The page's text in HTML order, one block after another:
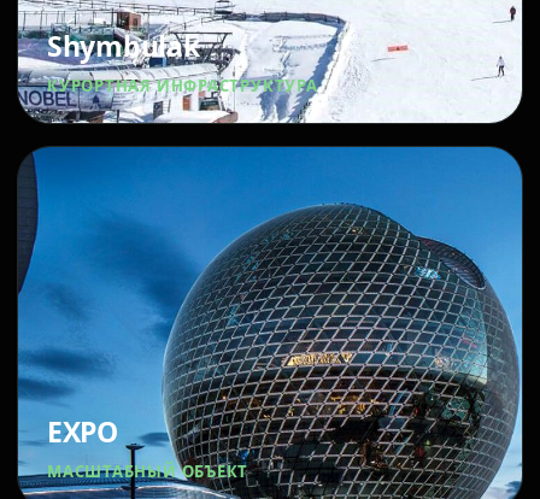
Shymbulak
КУРОРТНАЯ ИНФРАСТРУКТУРА
EXPO
МАСШТАБНЫЙ ОБЪЕКТ